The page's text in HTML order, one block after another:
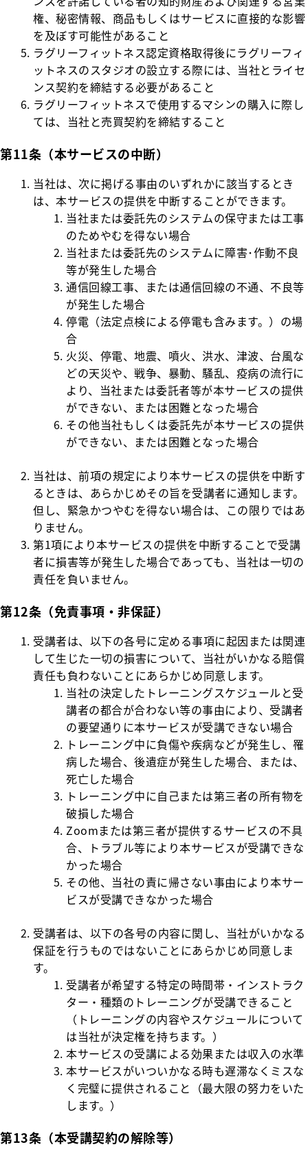
権、秘密情報、商品もしくはサービスに直接的な影響
を及ぼす可能性があること
ラグリーフィットネス認定資格取得後にラグリーフィ
ットネスのスタジオの設立する際には、当社とライセ
ンス契約を締結する必要があること
ラグリーフィットネスで使用するマシンの購入に際し
ては、当社と売買契約を締結すること
第11条（本サービスの中断）
当社は、次に掲げる事由のいずれかに該当するとき
は、本サービスの提供を中断することができます。
当社または委託先のシステムの保守または工事
のためやむを得ない場合
当社または委託先のシステムに障害･作動不良
等が発生した場合
通信回線工事、または通信回線の不通、不良等
が発生した場合
停電（法定点検による停電も含みます。）の場
合
火災、停電、地震、噴火、洪水、津波、台風な
どの天災や、戦争、暴動、騒乱、疫病の流行に
より、当社または委託者等が本サービスの提供
ができない、または困難となった場合
その他当社もしくは委託先が本サービスの提供
ができない、または困難となった場合
当社は、前項の規定により本サービスの提供を中断す
るときは、あらかじめその旨を受講者に通知します。
但し、緊急かつやむを得ない場合は、この限りではあ
りません。
第1項により本サービスの提供を中断することで受講
者に損害等が発生した場合であっても、当社は一切の
責任を負いません。
第12条（免責事項・非保証）
受講者は、以下の各号に定める事項に起因または関連
して生じた一切の損害について、当社がいかなる賠償
責任も負わないことにあらかじめ同意します。
当社の決定したトレーニングスケジュールと受
講者の都合が合わない等の事由により、受講者
の要望通りに本サービスが受講できない場合
トレーニング中に負傷や疾病などが発生し、罹
病した場合、後遺症が発生した場合、または、
死亡した場合
トレーニング中に自己または第三者の所有物を
破損した場合
Zoomまたは第三者が提供するサービスの不具
合、トラブル等により本サービスが受講できな
かった場合
その他、当社の責に帰さない事由により本サー
ビスが受講できなかった場合
受講者は、以下の各号の内容に関し、当社がいかなる
保証を行うものではないことにあらかじめ同意しま
す。
受講者が希望する特定の時間帯・インストラク
ター・種類のトレーニングが受講できること
（トレーニングの内容やスケジュールについて
は当社が決定権を持ちます。）
本サービスの受講による効果または収入の水準
本サービスがいついかなる時も遅滞なくミスな
く完璧に提供されること（最大限の努力をいた
します。）
第13条（本受講契約の解除等）